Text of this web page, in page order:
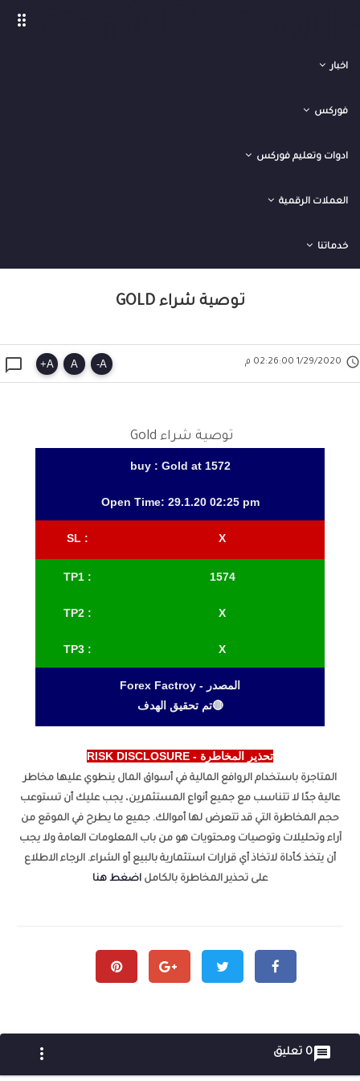
drag_indicator
اخبار
فوركس
ادوات وتعليم فوركس
العملات الرقمية
خدماتنا
الصفحة الرئيسية
توصية شراء GOLD
 1/29/2020 02:26:00 م  A
-
A
A
+
توصية شراء Gold
buy : Gold at 1572
Open Time: 29.1.20 02:25 pm
X
: SL
1574
:
X
:
X
:
TP3
المصدر - Forex Factroy
🔴تم تحقيق الهدف
تحذير المخاطرة - RISK DISCLOSURE
المتاجرة باستخدام الروافع المالية في أسواق المال ينطوي عليها مخاطر
عالية جدًا لا تتناسب مع جميع أنواع المستثمرين، يجب عليك أن تستوعب
حجم المخاطرة التي قد تتعرض لها أموالك. جميع ما يطرح في الموقع من
آراء وتحليلات وتوصيات ومحتويات هو من باب المعلومات العامة ولا يجب
أن يتخذ كأداة لاتخاذ أي قرارات استثمارية بالبيع أو الشراء. الرجاء الاطلاع
على تحذير المخاطرة بالكامل اضغط هنا
0 تعليق more_vert